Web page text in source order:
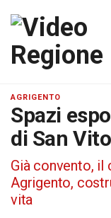
AGRIGENTO
Spazi
di San Vito
Già convento, il
Agrigento,
vita